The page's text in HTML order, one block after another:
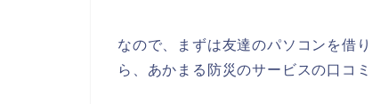
なので、まずは友達のパソコンを借
ら、あかまる防災のサービスの口コ